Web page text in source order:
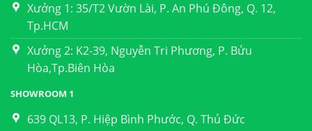
Xưởng 1: 35/T2 Vườn Lài, P. An Phú Đông, Q. 12,
Tp.HCM
Xưởng 2: K2-39, Nguyễn Tri Phương, P. Bửu
Hòa,Tp.Biên Hòa
SHOWROOM 1
639 QL13, P. Hiệp Bình Phước, Q. Thủ Đức